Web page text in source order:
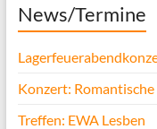
News/Termine
Konzert:
Treffen: EWA Lesben